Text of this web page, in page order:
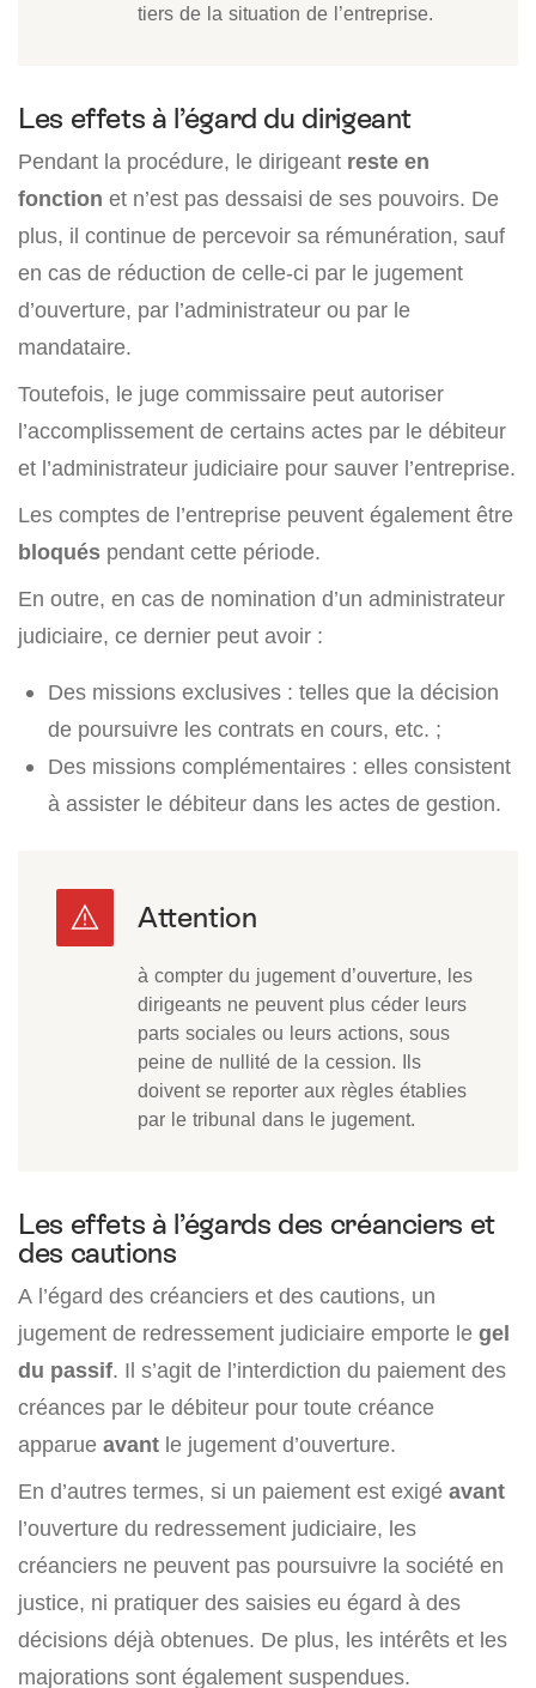
tiers de la situation de l’entreprise.
Les effets à l’égard du dirigeant
Pendant la procédure, le dirigeant reste en
fonction et n’est pas dessaisi de ses pouvoirs. De
plus, il continue de percevoir sa rémunération, sauf
en cas de réduction de celle-ci par le jugement
d’ouverture, par l’administrateur ou par le
mandataire.
Toutefois, le juge commissaire peut autoriser
l’accomplissement de certains actes par le débiteur
et l’administrateur judiciaire pour sauver l’entreprise.
Les comptes de l’entreprise peuvent également être
bloqués pendant cette période.
En outre, en cas de nomination d’un administrateur
judiciaire, ce dernier peut avoir :
Des missions exclusives : telles que la décision
de poursuivre les contrats en cours, etc. ;
Des missions complémentaires : elles consistent
à assister le débiteur dans les actes de gestion.
à compter du jugement d’ouverture, les
dirigeants ne peuvent plus céder leurs
parts sociales ou leurs actions, sous
peine de nullité de la cession. Ils
doivent se reporter aux règles établies
par le tribunal dans le jugement.
Les effets à l’égards des créanciers et
des cautions
A l’égard des créanciers et des cautions, un
jugement de redressement judiciaire emporte le gel
du passif. Il s’agit de l’interdiction du paiement des
créances par le débiteur pour toute créance
apparue avant le jugement d’ouverture.
En d’autres termes, si un paiement est exigé avant
l’ouverture du redressement judiciaire, les
créanciers ne peuvent pas poursuivre la société en
justice, ni pratiquer des saisies eu égard à des
décisions déjà obtenues. De plus, les intérêts et les
majorations sont également suspendues.